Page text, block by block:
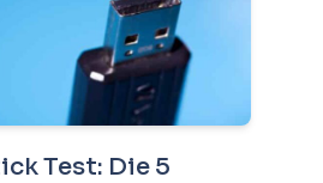
Test: Die 5